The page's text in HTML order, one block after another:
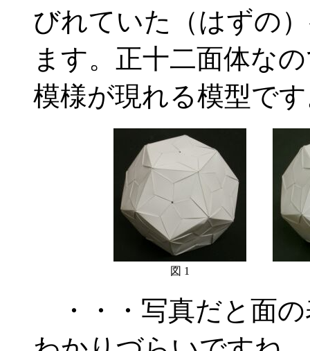
びれていた（はずの
ます。正十二面体な
模様が現れる模型で
図 1
・・・写真だと面